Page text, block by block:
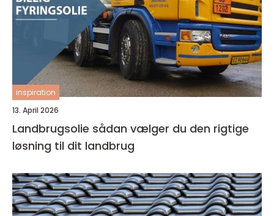
inspiration
13. April 2026
Landbrugsolie sådan vælger du den rigtige
løsning til dit landbrug